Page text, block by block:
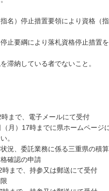
）停止措置要領により資格（
要綱により落札資格停止措置
納している者でないこと。
まで、電子メールにて受付
）17時までに県ホームページ
。
委託業務に係る三重県の積算
確認の申請
まで、持参又は郵送にて受付